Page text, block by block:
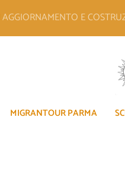
E
MIGRANTOUR PARMA